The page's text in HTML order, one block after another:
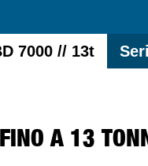
7000 // 13t
A 13